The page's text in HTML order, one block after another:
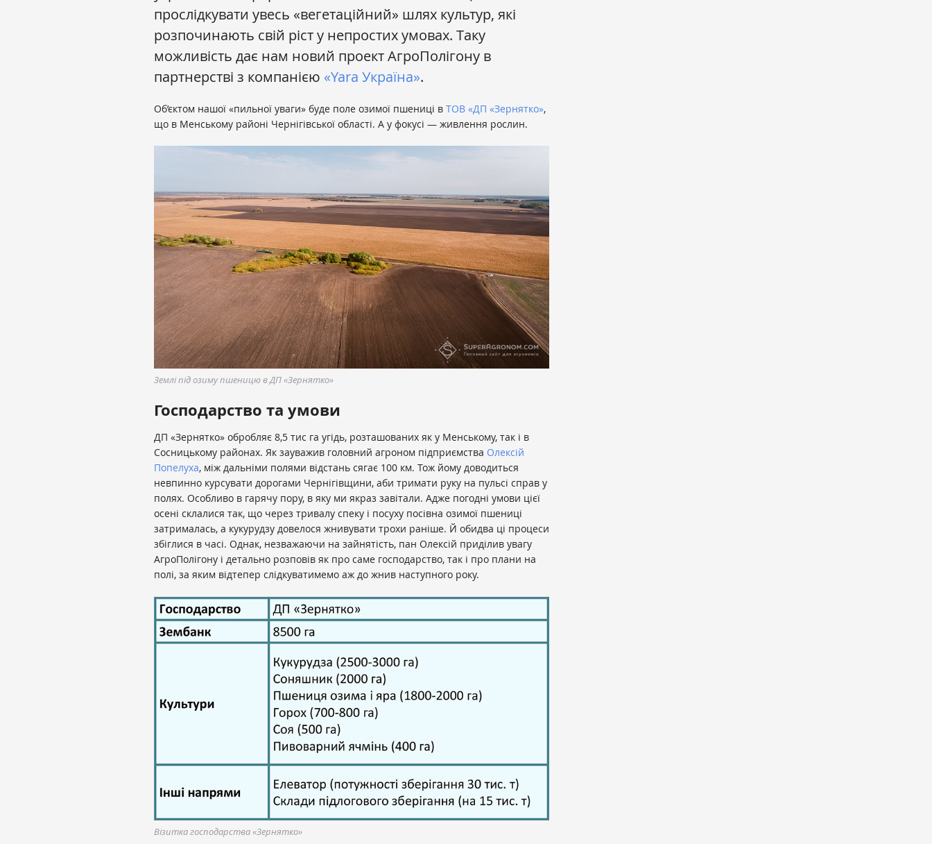
прослідкувати увесь «вегетаційний» шлях культур, які
розпочинають свій ріст у непростих умовах. Таку
можливість дає нам новий проект АгроПолігону в
партнерстві з компанією «Yara Україна».
Об’єктом нашої «пильної уваги» буде поле озимої пшениці в ТОВ «ДП «Зернятко»,
що в Менському районі Чернігівської області. А у фокусі — живлення рослин.
Землі під озиму пшеницю в ДП «Зернятко»
Господарство та умови
ДП «Зернятко» обробляє 8,5 тис га угідь, розташованих як у Менському, так і в
Сосницькому районах. Як зауважив головний агроном підприємства Олексій
Попелуха, між дальніми полями відстань сягає 100 км. Тож йому доводиться
невпинно курсувати дорогами Чернігівщини, аби тримати руку на пульсі справ у
полях. Особливо в гарячу пору, в яку ми якраз завітали. Адже погодні умови цієї
осені склалися так, що через тривалу спеку і посуху посівна озимої пшениці
затрималась, а кукурудзу довелося жнивувати трохи раніше. Й обидва ці процеси
збіглися в часі. Однак, незважаючи на зайнятість, пан Олексій приділив увагу
АгроПолігону і детально розповів як про саме господарство, так і про плани на
полі, за яким відтепер слідкуватимемо аж до жнив наступного року.
Візитка господарства «Зернятко»